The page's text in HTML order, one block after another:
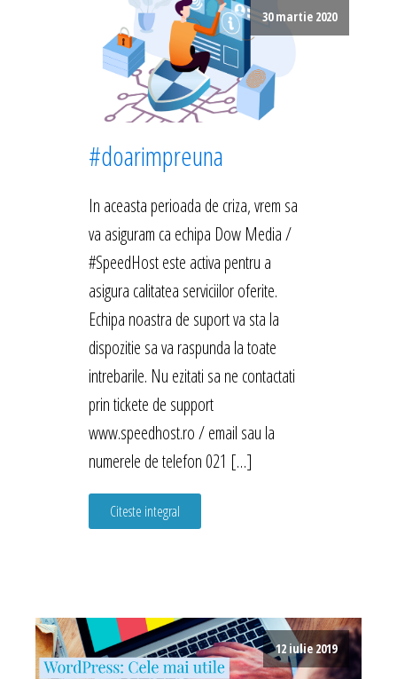
30 martie 2020
#doarimpreuna
In aceasta perioada de criza, vrem sa
va asiguram ca echipa Dow Media /
#SpeedHost este activa pentru a
asigura calitatea serviciilor oferite.
Echipa noastra de suport va sta la
dispozitie sa va raspunda la toate
intrebarile. Nu ezitati sa ne contactati
prin tickete de support
www.speedhost.ro / email sau la
numerele de telefon 021 […]
Citeste integral
12 iulie 2019